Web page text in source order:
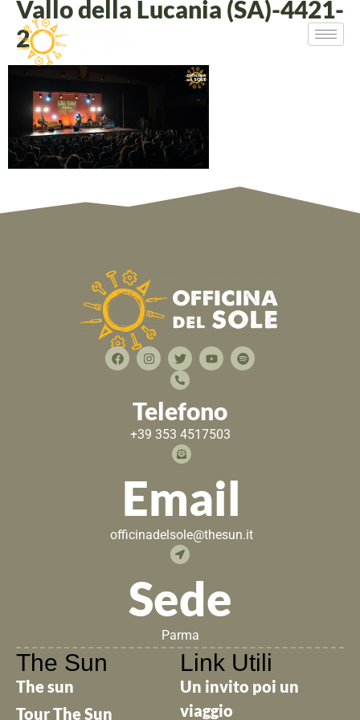
Vallo della Lucania (SA)-4421-
2
Telefono
+39 353 4517503
Email
officinadelsole@thesun.it
Sede
Parma
The Sun
The sun
Tour The Sun
Link Utili
Un invito poi un
viaggio